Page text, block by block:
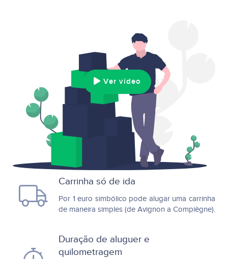
Ver vídeo
Carrinha só de ida
Por 1 euro simbólico pode alugar uma carrinha
de maneira simples (de Avignon a Compiègne).
Duração de aluguer e
quilometragem